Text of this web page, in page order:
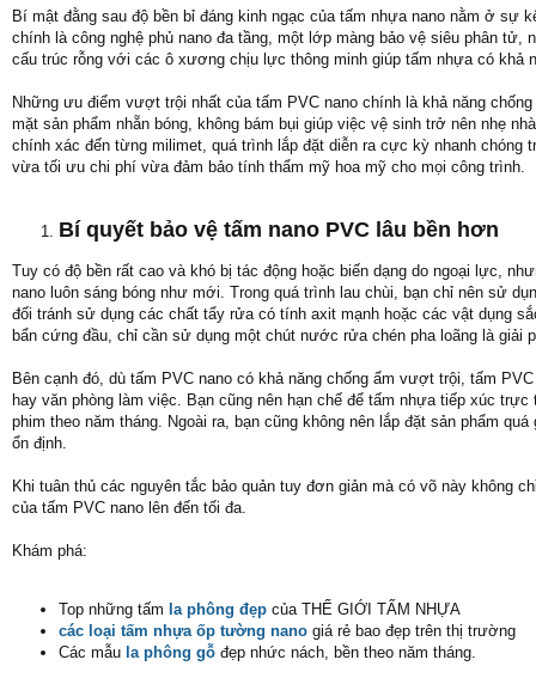
Bí mật đằng sau độ bền bỉ đáng kinh ngạc của tấm nhựa nano nằm ở
chính là công nghệ phủ nano đa tầng, một lớp màng bảo vệ siêu phân
cấu trúc rỗng với các ô xương chịu lực thông minh giúp tấm nhựa có khả
Những ưu điểm vượt trội nhất của tấm PVC nano chính là khả năng
mặt sản phẩm nhẵn bóng, không bám bụi giúp việc vệ sinh trở nên nhẹ
chính xác đến từng milimet, quá trình lắp đặt diễn ra cực kỳ nhanh
vừa tối ưu chi phí vừa đảm bảo tính thẩm mỹ hoa mỹ cho mọi công trình.
Bí quyết bảo vệ tấm nano PVC lâu bền hơn
Tuy có độ bền rất cao và khó bị tác động hoặc biến dạng do ngoại lực,
nano luôn sáng bóng như mới. Trong quá trình lau chùi, bạn chỉ nên sử
đối tránh sử dụng các chất tẩy rửa có tính axit mạnh hoặc các vật dụng
bẩn cứng đầu, chỉ cần sử dụng một chút nước rửa chén pha loãng là
Bên cạnh đó, dù tấm PVC nano có khả năng chống ẩm vượt trội, tấm
hay văn phòng làm việc. Bạn cũng nên hạn chế để tấm nhựa tiếp xúc
phim theo năm tháng. Ngoài ra, bạn cũng không nên lắp đặt sản phẩm
ổn định.
Khi tuân thủ các nguyên tắc bảo quản tuy đơn giản mà có võ này không
của tấm PVC nano lên đến tối đa.
Khám phá:
Top những tấm la phông đẹp của THẾ GIỚI TẤM NHỰA
các loại tấm nhựa ốp tường nano giá rẻ bao đẹp trên thị trường
Các mẫu la phông gỗ đẹp nhức nách, bền theo năm tháng.